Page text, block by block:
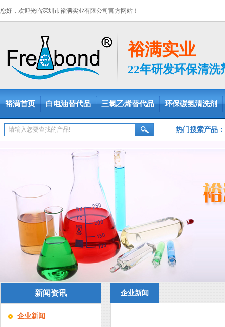
您好，欢迎光临深圳市裕满实业有限公司官方网站！
裕满实业
22年研发环保清
裕满首页 白电油替代品 三氯乙烯替代品 环保碳氢清洗剂
热门搜索产品：
新闻资讯
企业新闻
企业新闻